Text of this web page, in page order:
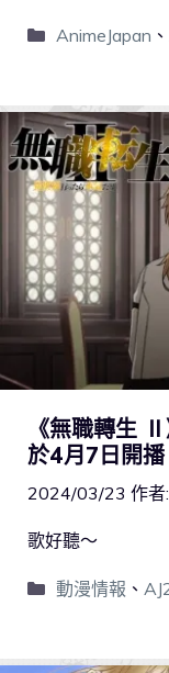
AnimeJapan 、
《無職轉生
於4月7日開播
2024/03/23 作者:
歌好聽～
動漫情報 、